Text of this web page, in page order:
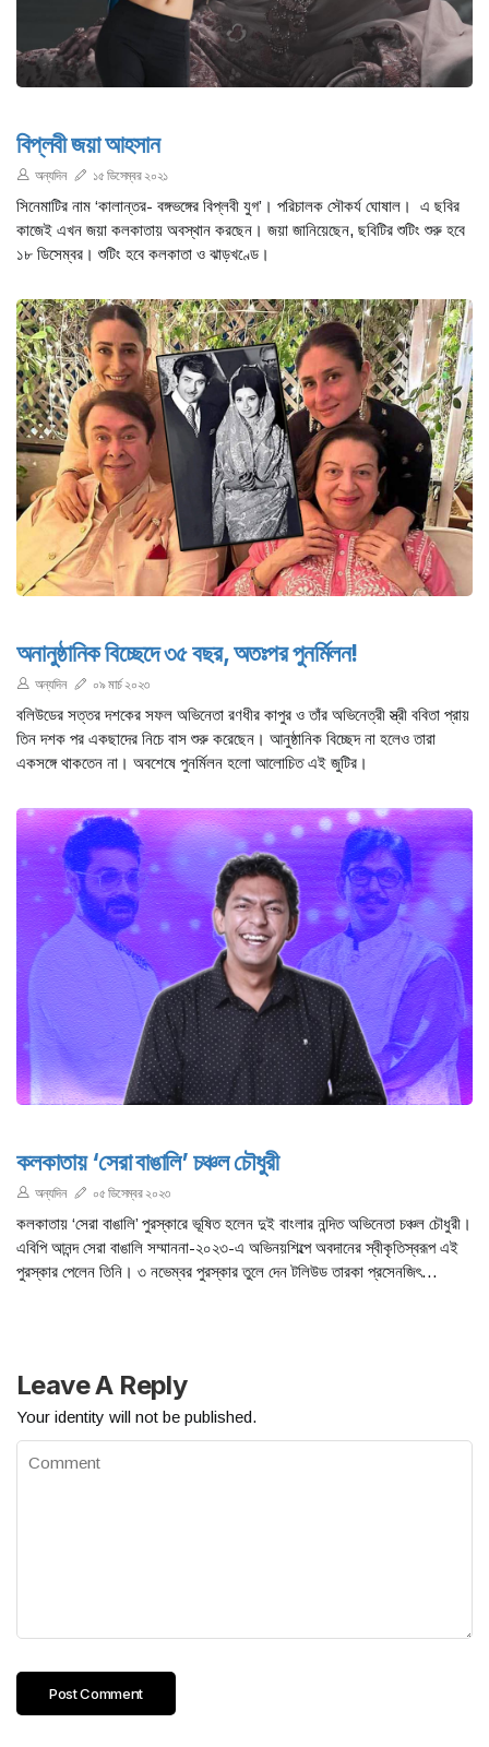
বিপ্লবী জয়া আহসান
অন্যদিন ১৫ ডিসেম্বর ২০২১
সিনেমাটির নাম ‘কালান্তর- বঙ্গভঙ্গের বিপ্লবী যুগ’। পরিচালক সৌকর্য ঘোষাল। এ ছবির
কাজেই এখন জয়া কলকাতায় অবস্থান করছেন। জয়া জানিয়েছেন, ছবিটির শুটিং শুরু হবে
১৮ ডিসেম্বর। শুটিং হবে কলকাতা ও ঝাড়খণ্ডে।
অনানুষ্ঠানিক বিচ্ছেদে ৩৫ বছর, অতঃপর পুনর্মিলন!
অন্যদিন ০৯ মার্চ ২০২৩
বলিউডের সত্তর দশকের সফল অভিনেতা রণধীর কাপুর ও তাঁর অভিনেত্রী স্ত্রী ববিতা প্রায়
তিন দশক পর একছাদের নিচে বাস শুরু করেছেন। আনুষ্ঠানিক বিচ্ছেদ না হলেও তারা
একসঙ্গে থাকতেন না। অবশেষে পুনর্মিলন হলো আলোচিত এই জুটির।
কলকাতায় ‌‘‌সেরা বাঙালি’ চঞ্চল চৌধুরী
অন্যদিন ০৫ ডিসেম্বর ২০২৩
কলকাতায় ‌‘‌সেরা বাঙালি’ পুরস্কারে ভূষিত হলেন দুই বাংলার নন্দিত অভিনেতা চঞ্চল চৌধুরী।
এবিপি আনন্দ সেরা বাঙালি সম্মাননা-২০২৩-এ অভিনয়শিল্পে অবদানের স্বীকৃতিস্বরূপ এই
পুরস্কার পেলেন তিনি। ৩ নভেম্বর পুরস্কার তুলে দেন টলিউড তারকা প্রসেনজিৎ
Leave A Reply
Your identity will not be published.